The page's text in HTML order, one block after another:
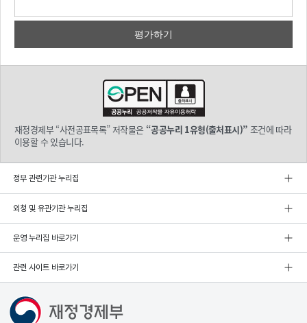
재정경제부 “사전공표목록” 저작물은 “공공누리 1유형(출처표시)” 조건에 따라
이용할 수 있습니다.
정부 관련기관 누리집
외청 및 유관기관 누리집
운영 누리집 바로가기
관련 사이트 바로가기